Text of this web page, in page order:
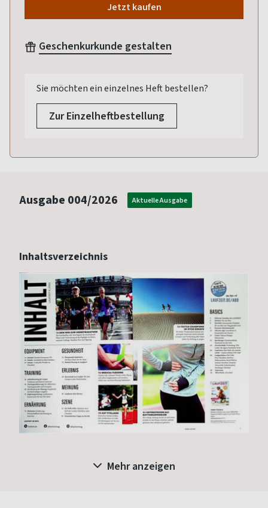
Jetzt kaufen
Geschenkurkunde gestalten
Sie möchten ein einzelnes Heft bestellen?
Zur Einzelheftbestellung
Ausgabe 004/2026 Aktuelle Ausgabe
Inhaltsverzeichnis
Mehr anzeigen